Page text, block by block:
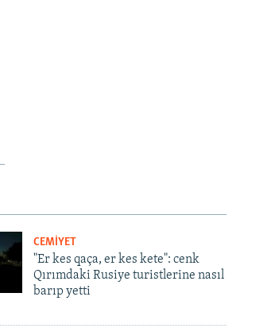
CEMİYET
"Er kes qaça, er kes kete": cenk
Qırımdaki Rusiye turistlerine nasıl
barıp yetti